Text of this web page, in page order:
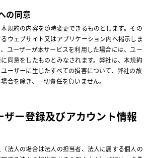
の同意
規約の内容を随時変更できるものとします。その
ウェブサイト又はアプリケーション内へ掲示しま
ユーザーが本サービスを利用した場合には、ユー
同意をしたものとみなされます。弊社は、本規約
ーザーに生じたすべての損害について、弊社の故
合を除き、一切責任を負いません。
ザー登録及びアカウント情報
法人の場合は法人の担当者、法人に属する個人の